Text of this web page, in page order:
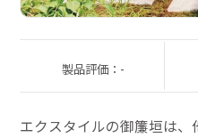
製品評価：-
エクスタイルの御簾垣は